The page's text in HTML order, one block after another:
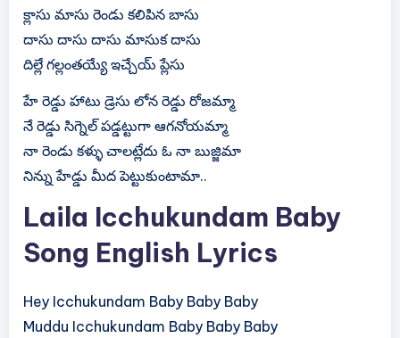
క్లాసు మాసు రెండు కలిపిన బాసు
దాసు దాసు దాసు మాసుక దాసు
దిల్లే గల్లంతయ్యే ఇచ్చేయ్ ప్లేసు
హే రెడ్డు హాటు డ్రెసు లోన రెడ్డు రోజమ్మా
నే రెడ్డు సిగ్నెల్ పడ్డట్టుగా ఆగనోయమ్మా
నా రెండు కళ్ళు చాలట్లేదు ఓ నా బుజ్జిమా
నిన్ను హేడ్డు మీద పెట్టుకుంటామా..
Laila Icchukundam Baby
Song English Lyrics
Hey Icchukundam Baby Baby Baby
Muddu Icchukundam Baby Baby Baby